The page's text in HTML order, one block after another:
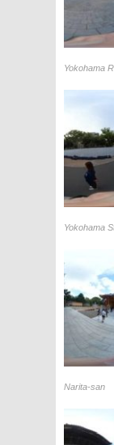
Yokohama
Yokohama
Narita-san